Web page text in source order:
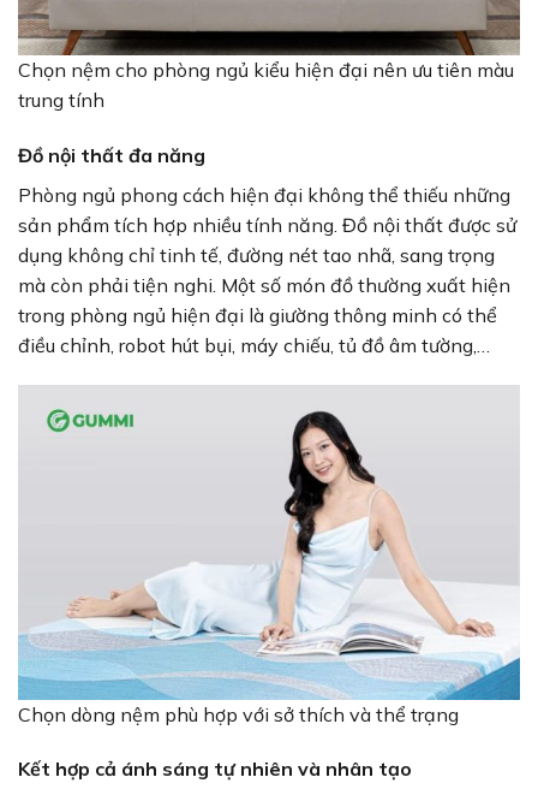
Chọn nệm cho phòng ngủ kiểu hiện đại nên ưu tiên màu
trung tính
Đồ nội thất đa năng
Phòng ngủ phong cách hiện đại không thể thiếu những
sản phẩm tích hợp nhiều tính năng. Đồ nội thất được sử
dụng không chỉ tinh tế, đường nét tao nhã, sang trọng
mà còn phải tiện nghi. Một số món đồ thường xuất hiện
trong phòng ngủ hiện đại là giường thông minh có thể
điều chỉnh, robot hút bụi, máy chiếu, tủ đồ âm tường,…
Chọn dòng nệm phù hợp với sở thích và thể trạng
Kết hợp cả ánh sáng tự nhiên và nhân tạo